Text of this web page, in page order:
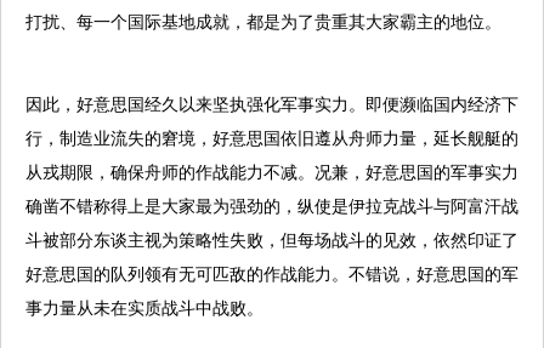
打扰、每一个国际基地成就，都是为了贵重其大家霸主的地位。
因此，好意思国经久以来坚执强化军事实力。即便濒临国内经济下
行，制造业流失的窘境，好意思国依旧遵从舟师力量，延长舰艇的
从戎期限，确保舟师的作战能力不减。况兼，好意思国的军事实力
确凿不错称得上是大家最为强劲的，纵使是伊拉克战斗与阿富汗战
斗被部分东谈主视为策略性失败，但每场战斗的见效，依然印证了
好意思国的队列领有无可匹敌的作战能力。不错说，好意思国的军
事力量从未在实质战斗中战败。